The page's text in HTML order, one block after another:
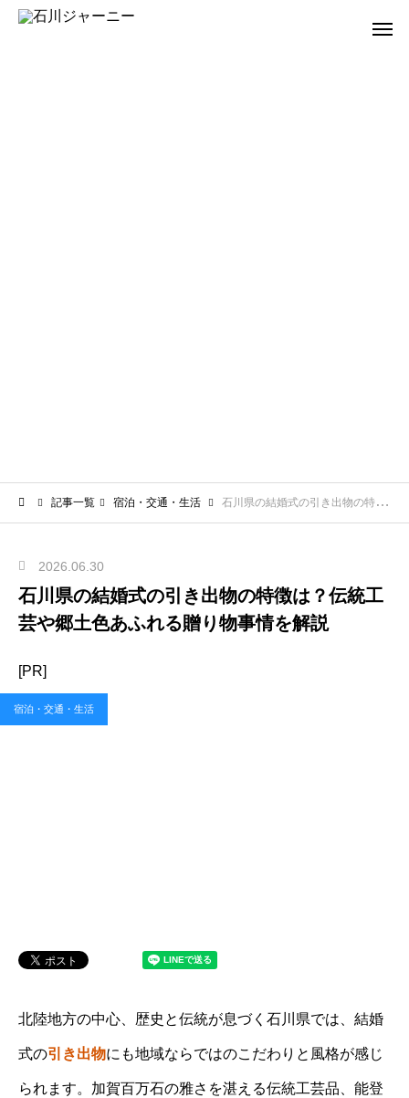
記事一覧 宿泊・交通・生活 石川県の結婚式の引き出物の特徴は？伝統工芸や郷土色あふれる贈り物事情を解説
2026.06.30
石川県の結婚式の引き出物の特徴は？伝統工
芸や郷土色あふれる贈り物事情を解説
[PR]
宿泊・交通・生活
北陸地方の中心、歴史と伝統が息づく石川県では、結婚
式の引き出物にも地域ならではのこだわりと風格が感じ
られます。加賀百万石の雅さを湛える伝統工芸品、能登